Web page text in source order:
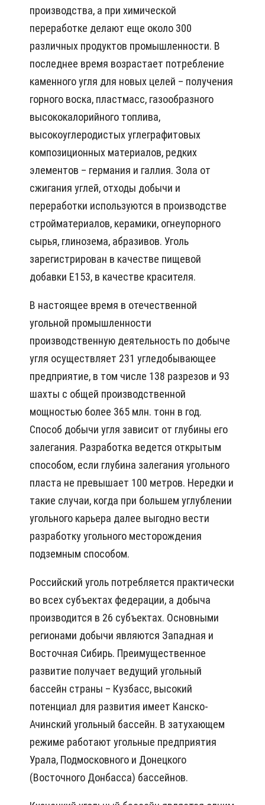
производства, а при химической
переработке делают еще около 300
различных продуктов промышленности. В
последнее время возрастает потребление
каменного угля для новых целей – получения
горного воска, пластмасс, газообразного
высококалорийного топлива,
высокоуглеродистых углеграфитовых
композиционных материалов, редких
элементов – германия и галлия. Зола от
сжигания углей, отходы добычи и
переработки используются в производстве
стройматериалов, керамики, огнеупорного
сырья, глинозема, абразивов. Уголь
зарегистрирован в качестве пищевой
добавки Е153, в качестве красителя.
В настоящее время в отечественной
угольной промышленности
производственную деятельность по добыче
угля осуществляет 231 угледобывающее
предприятие, в том числе 138 разрезов и 93
шахты с общей производственной
мощностью более 365 млн. тонн в год.
Способ добычи угля зависит от глубины его
залегания. Разработка ведется открытым
способом, если глубина залегания угольного
пласта не превышает 100 метров. Нередки и
такие случаи, когда при большем углублении
угольного карьера далее выгодно вести
разработку угольного месторождения
подземным способом.
Российский уголь потребляется практически
во всех субъектах федерации, а добыча
производится в 26 субъектах. Основными
регионами добычи являются Западная и
Восточная Сибирь. Преимущественное
развитие получает ведущий угольный
бассейн страны – Кузбасс, высокий
потенциал для развития имеет Канско-
Ачинский угольный бассейн. В затухающем
режиме работают угольные предприятия
Урала, Подмосковного и Донецкого
(Восточного Донбасса) бассейнов.